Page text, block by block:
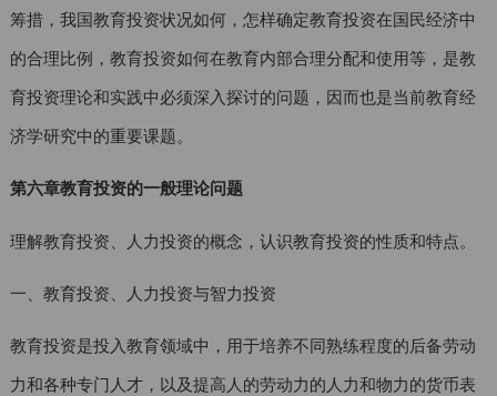
筹措，我国教育投资状况如何，怎样确定教育投资在国民经济中
的合理比例，教育投资如何在教育内部合理分配和使用等，是教
育投资理论和实践中必须深入探讨的问题，因而也是当前教育经
济学研究中的重要课题。
第六章教育投资的一般理论问题
理解教育投资、人力投资的概念，认识教育投资的性质和特点。
一、教育投资、人力投资与智力投资
教育投资是投入教育领域中，用于培养不同熟练程度的后备劳动
力和各种专门人才，以及提高人的劳动力的人力和物力的货币表